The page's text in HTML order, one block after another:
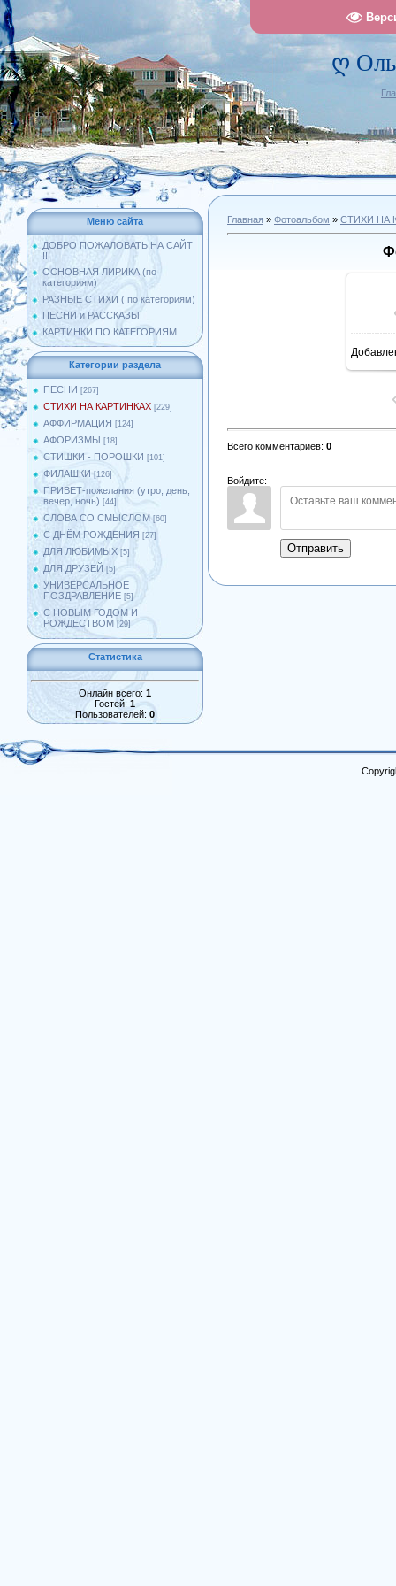
ღ
Меню сайта
ДОБРО ПОЖАЛОВАТЬ НА САЙТ
!!!
ОСНОВНАЯ ЛИРИКА (по
категориям)
РАЗНЫЕ СТИХИ ( по категориям)
ПЕСНИ и РАССКАЗЫ
КАРТИНКИ ПО КАТЕГОРИЯМ
Категории раздела
ПЕСНИ [267]
СТИХИ НА КАРТИНКАХ [229]
АФФИРМАЦИЯ [124]
АФОРИЗМЫ [18]
СТИШКИ - ПОРОШКИ [101]
ФИЛАШКИ [126]
ПРИВЕТ-пожелания (утро, день,
вечер, ночь) [44]
СЛОВА СО СМЫСЛОМ [60]
С ДНЁМ РОЖДЕНИЯ [27]
ДЛЯ ЛЮБИМЫХ [5]
ДЛЯ ДРУЗЕЙ [5]
УНИВЕРСАЛЬНОЕ
ПОЗДРАВЛЕНИЕ [5]
С НОВЫМ ГОДОМ И
РОЖДЕСТВОМ [29]
Статистика
Онлайн всего: 1
Гостей: 1
Пользователей: 0
Главная » Фотоальбом » СТИХИ НА
Всего комментариев: 0
Войдите:
Отправить